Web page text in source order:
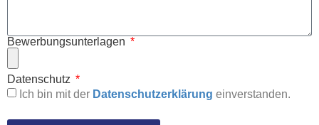
Bewerbungsunterlagen
Datenschutz
Ich bin mit der Datenschutzerklärung einverstanden.